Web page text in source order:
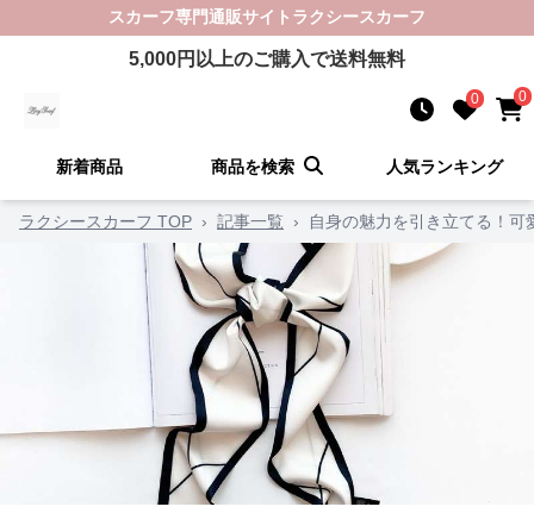
スカーフ専門通販サイト ラクシースカーフ
5,000円以上のご購入で送料無料
0 0
新着商品 商品を検索 人気ランキング
ラクシースカーフ TOP › 記事一覧 › 自身の魅力を引き立てる！